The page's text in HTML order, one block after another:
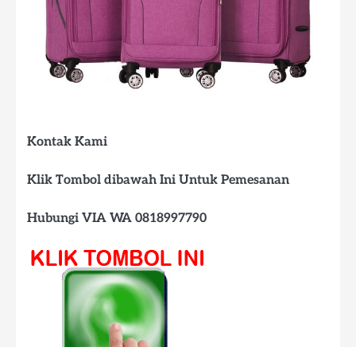
Kontak Kami
Klik Tombol dibawah Ini Untuk Pemesanan
Hubungi VIA WA 0818997790